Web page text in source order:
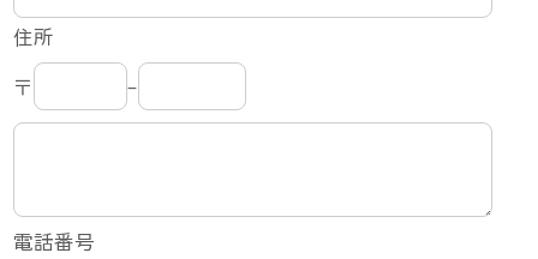
住所
〒 -
電話番号